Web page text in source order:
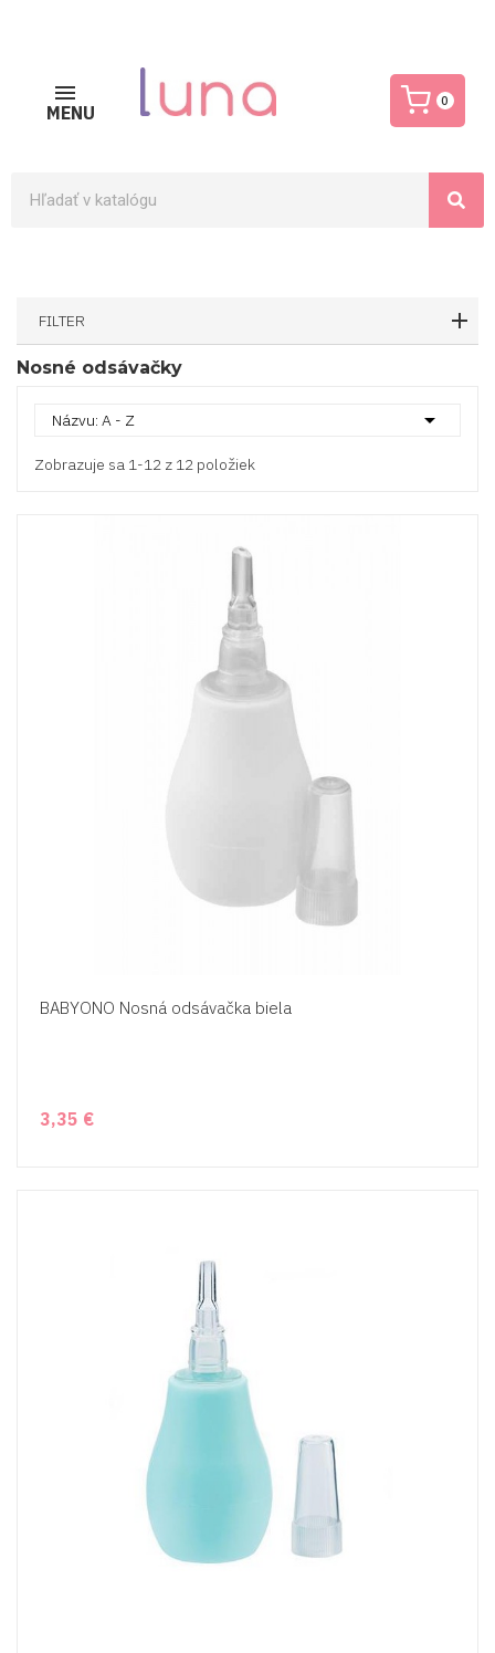
MENU
0
FILTER
Nosné odsávačky
Názvu: A - Z 
Zobrazuje sa 1-12 z 12 položiek
BABYONO Nosná odsávačka biela
3,35 €